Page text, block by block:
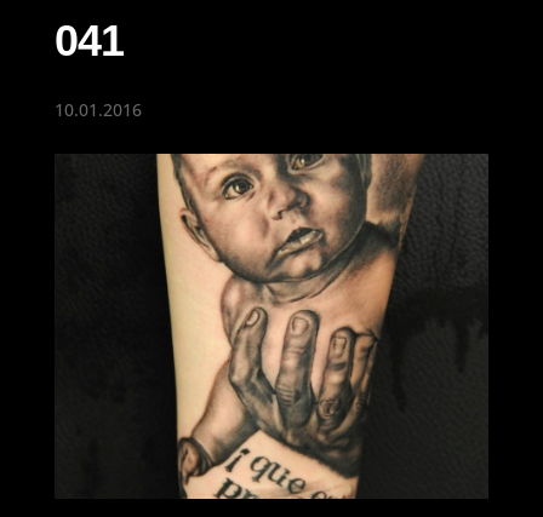
041
10.01.2016